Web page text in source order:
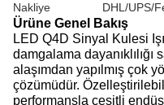
Nakliye
DHL/UPS/
Ürüne Genel Bakış
LED Q4D Sinyal Kulesi
damgalama
alaşımdan yapılmış çok
çözümüdür.
performansla çeşitli